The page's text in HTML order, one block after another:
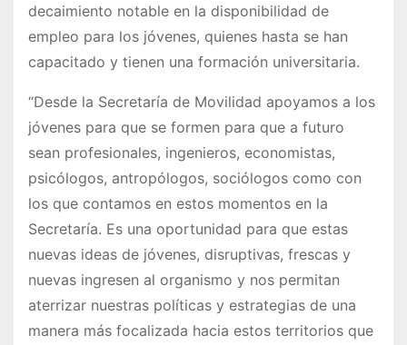
decaimiento notable en la disponibilidad de
empleo para los jóvenes, quienes hasta se han
capacitado y tienen una formación universitaria.
“Desde la Secretaría de Movilidad apoyamos a los
jóvenes para que se formen para que a futuro
sean profesionales, ingenieros, economistas,
psicólogos, antropólogos, sociólogos como con
los que contamos en estos momentos en la
Secretaría. Es una oportunidad para que estas
nuevas ideas de jóvenes, disruptivas, frescas y
nuevas ingresen al organismo y nos permitan
aterrizar nuestras políticas y estrategias de una
manera más focalizada hacia estos territorios que